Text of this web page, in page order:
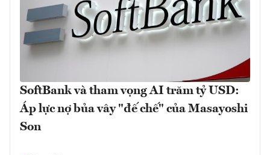
SoftBank và tham vọng AI trăm tỷ USD:
Áp lực nợ bủa vây "đế chế" của Masayoshi
Son